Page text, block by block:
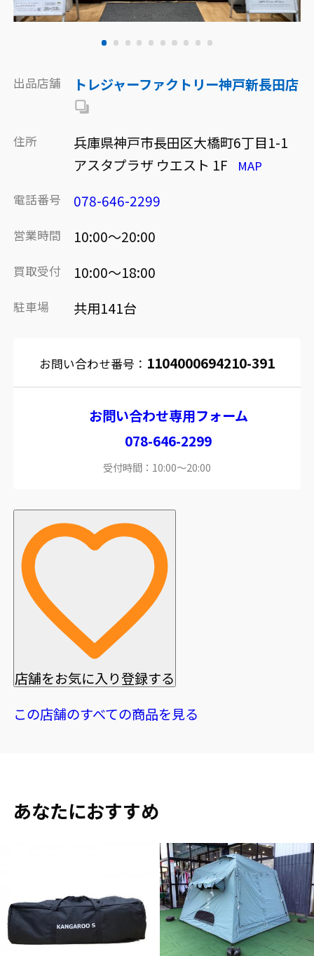
出品店舗 トレジャーファクトリー神戸新長田店
住所
兵庫県神戸市長田区大橋町6丁目1-1
アスタプラザ ウエスト 1F
MAP
電話番号 078-646-2299
営業時間 10:00～20:00
買取受付 10:00～18:00
駐車場 共用141台
お問い合わせ番号： 1104000694210-391
お問い合わせ専用フォーム
078-646-2299
受付時間：10:00～20:00
店舗をお気に入り登録する
この店舗のすべての商品を見る
あなたにおすすめ